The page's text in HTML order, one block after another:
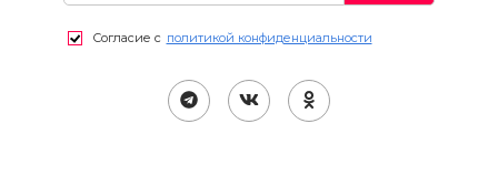
Согласие с политикой конфиденциальности